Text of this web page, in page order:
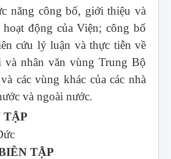
năng công bố, giới thiệu và
động của Viện; công bố
cứu lý luận và thực tiễn về
và nhân văn vùng Trung Bộ
các vùng khác của các nhà
và ngoài nước.
TẬP
TẬP